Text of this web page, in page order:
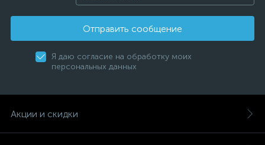
Отправить сообщение
Я даю согласие на обработку моих
персональных данных
Акции и скидки